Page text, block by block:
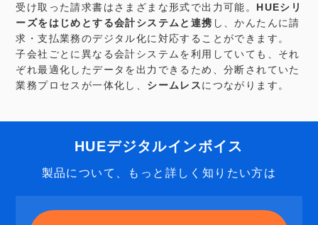
受け取った請求書はさまざまな形式で出力可能。 HUEシリ
ーズをはじめとする会計システムと連携 し、かんたんに請
求・支払業務のデジタル化に対応することができます。
子会社ごとに異なる会計システムを利用していても、それ
ぞれ最適化したデータを出力できるため、分断されていた
業務プロセスが一体化し、 シームレスにつながります。
HUEデジタルインボイス
製品について、もっと詳しく知りたい方は